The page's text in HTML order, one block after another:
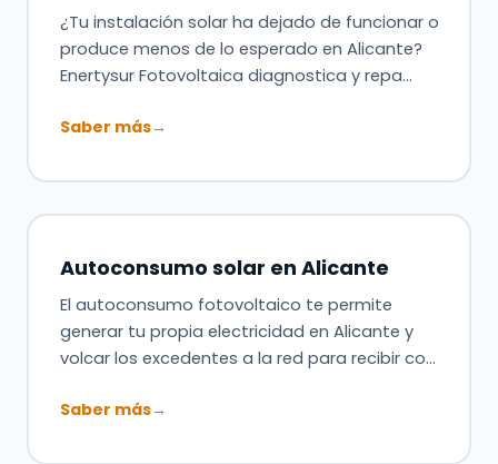
¿Tu instalación solar ha dejado de funcionar o
produce menos de lo esperado en Alicante?
Enertysur Fotovoltaica diagnostica y repa…
Saber más→
Autoconsumo solar en Alicante
El autoconsumo fotovoltaico te permite
generar tu propia electricidad en Alicante y
volcar los excedentes a la red para recibir co…
Saber más→